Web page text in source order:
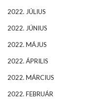
2022. JÚLIUS
2022. JÚNIUS
2022. MÁJUS
2022. ÁPRILIS
2022. MÁRCIUS
2022. FEBRUÁR